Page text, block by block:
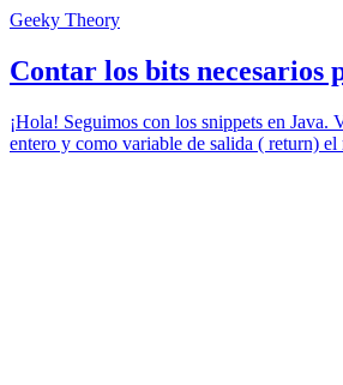
Geeky Theory
Contar los bits necesarios
¡Hola! Seguimos con los snippets en Java.
entero y como variable de salida ( return)